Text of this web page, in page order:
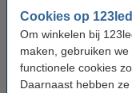
Cookies op
Om winkelen bij
maken, gebruiken
functionele cookies
Daarnaast hebben
Accu capaciteit:
Afmetingen:
Aantal: